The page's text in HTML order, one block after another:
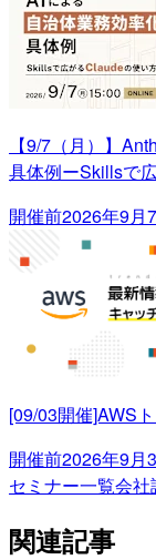
【9/7（月）】
具体例ーSkillsで
開催前2026年9月
[09/03開催]AWS
開催前2026年9月
セミナー一覧会社
関連記事